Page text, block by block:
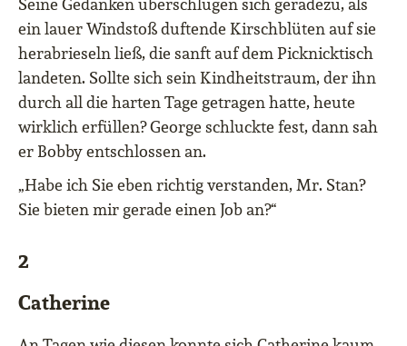
ein lauer Windstoß duftende Kirschblüten auf sie
herabrieseln ließ, die sanft auf dem Picknicktisch
landeten. Sollte sich sein Kindheitstraum, der ihn
durch all die harten Tage getragen hatte, heute
wirklich erfüllen? George schluckte fest, dann sah
er Bobby entschlossen an.
„Habe ich Sie eben richtig verstanden, Mr. Stan?
Sie bieten mir gerade einen Job an?“
2
Catherine